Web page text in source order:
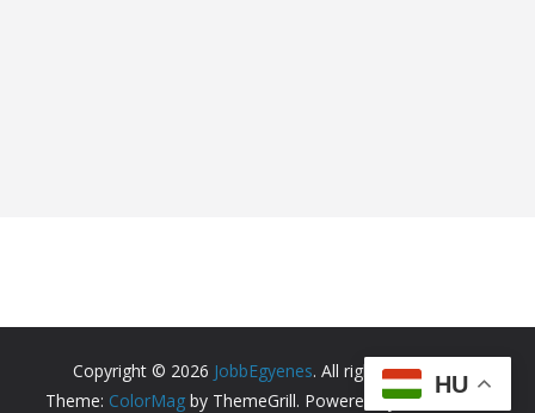
Copyright © 2026 JobbEgyenes. All rights reserved.
Theme: ColorMag by ThemeGrill. Powered byWordPress
HU